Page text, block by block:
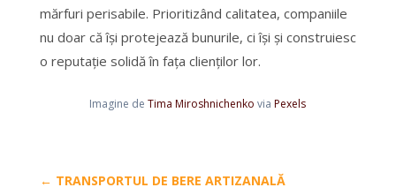
mărfuri perisabile. Prioritizând calitatea, companiile
nu doar că își protejează bunurile, ci își și construiesc
o reputație solidă în fața clienților lor.
Imagine deTima Miroshnichenko viaPexels
← TRANSPORTUL DE BERE ARTIZANALĂ